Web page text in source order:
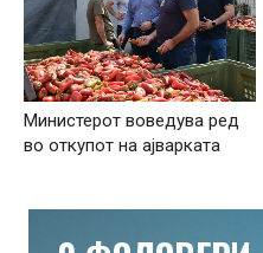
Министерот воведува ред
во откупот на ајварката